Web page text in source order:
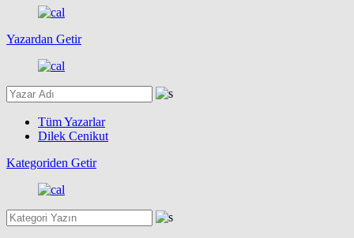
Yazardan Getir
Tüm Yazarlar
Dilek Cenikut
Kategoriden Getir